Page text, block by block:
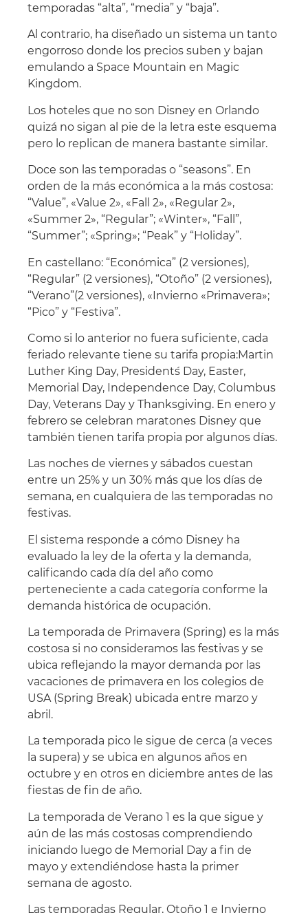
temporadas “alta”, “media” y “baja”.
Al contrario, ha diseñado un sistema un tanto
engorroso donde los precios suben y bajan
emulando a Space Mountain en Magic
Kingdom.
Los hoteles que no son Disney en Orlando
quizá no sigan al pie de la letra este esquema
pero lo replican de manera bastante similar.
Doce son las temporadas o “seasons”. En
orden de la más económica a la más costosa:
“Value”, «Value 2», «Fall 2», «Regular 2»,
«Summer 2», “Regular”; «Winter», “Fall”,
“Summer”; «Spring»; “Peak” y “Holiday”.
En castellano: “Económica” (2 versiones),
“Regular” (2 versiones), “Otoño” (2 versiones),
“Verano”(2 versiones), «Invierno «Primavera»;
“Pico” y “Festiva”.
Como si lo anterior no fuera suficiente, cada
feriado relevante tiene su tarifa propia:Martin
Luther King Day, President´s Day, Easter,
Memorial Day, Independence Day, Columbus
Day, Veterans Day y Thanksgiving. En enero y
febrero se celebran maratones Disney que
también tienen tarifa propia por algunos días.
Las noches de viernes y sábados cuestan
entre un 25% y un 30% más que los días de
semana, en cualquiera de las temporadas no
festivas.
El sistema responde a cómo Disney ha
evaluado la ley de la oferta y la demanda,
calificando cada día del año como
perteneciente a cada categoría conforme la
demanda histórica de ocupación.
La temporada de Primavera (Spring) es la más
costosa si no consideramos las festivas y se
ubica reflejando la mayor demanda por las
vacaciones de primavera en los colegios de
USA (Spring Break) ubicada entre marzo y
abril.
La temporada pico le sigue de cerca (a veces
la supera) y se ubica en algunos años en
octubre y en otros en diciembre antes de las
fiestas de fin de año.
La temporada de Verano 1 es la que sigue y
aún de las más costosas comprendiendo
iniciando luego de Memorial Day a fin de
mayo y extendiéndose hasta la primer
semana de agosto.
Las temporadas Regular, Otoño 1 e Invierno